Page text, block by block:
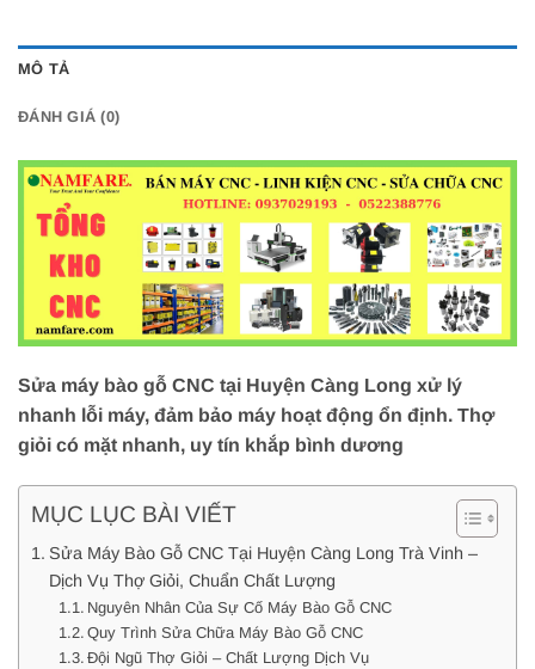
MÔ TẢ
ĐÁNH GIÁ (0)
Sửa máy bào gỗ CNC tại Huyện Càng Long xử lý
nhanh lỗi máy, đảm bảo máy hoạt động ổn định. Thợ
giỏi có mặt nhanh, uy tín khắp bình dương
MỤC LỤC BÀI VIẾT
Sửa Máy Bào Gỗ CNC Tại Huyện Càng Long Trà Vinh –
Dịch Vụ Thợ Giỏi, Chuẩn Chất Lượng
Nguyên Nhân Của Sự Cố Máy Bào Gỗ CNC
Quy Trình Sửa Chữa Máy Bào Gỗ CNC
Đội Ngũ Thợ Giỏi – Chất Lượng Dịch Vụ